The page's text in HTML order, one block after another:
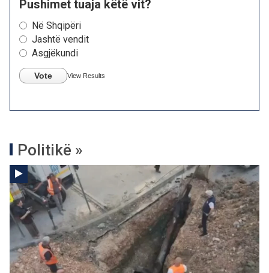
Pushimet tuaja këtë vit?
Në Shqipëri
Jashtë vendit
Asgjëkundi
Vote View Results
Politikë »